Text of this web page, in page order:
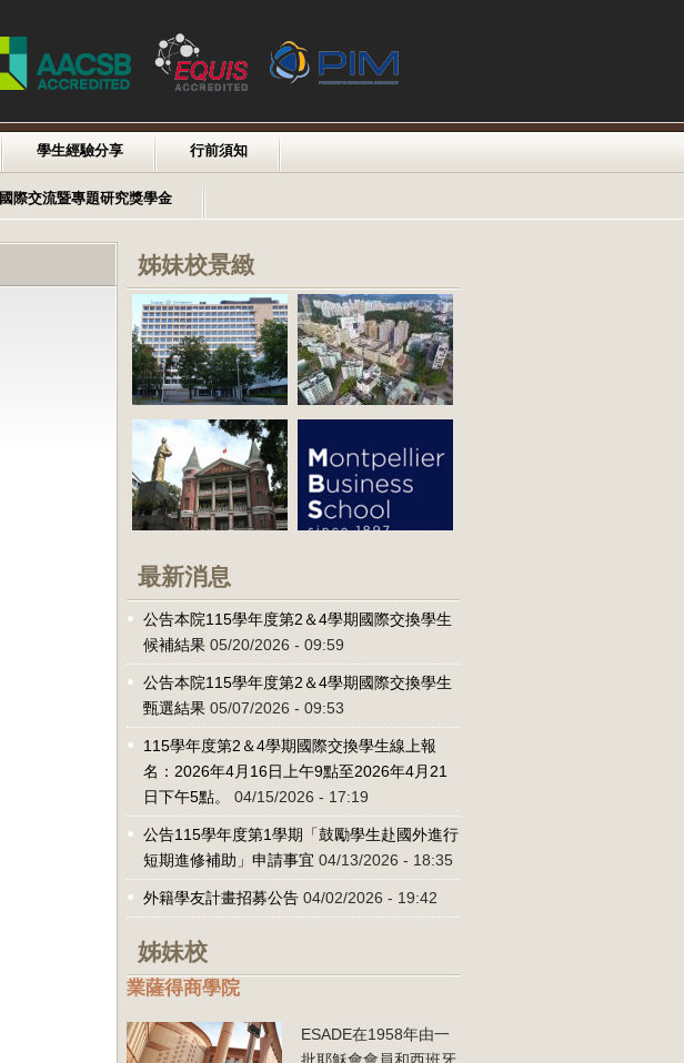
學生經驗分享 行前須知
國際交流暨專題研究獎學金
姊妹校景緻
最新消息
公告本院115學年度第2＆4學期國際交換學生
候補結果 05/20/2026 - 09:59
公告本院115學年度第2＆4學期國際交換學生
甄選結果 05/07/2026 - 09:53
115學年度第2＆4學期國際交換學生線上報
名：2026年4月16日上午9點至2026年4月21
日下午5點。
04/15/2026 - 17:19
公告115學年度第1學期「鼓勵學生赴國外進行
短期進修補助」申請事宜 04/13/2026 - 18:35
外籍學友計畫招募公告 04/02/2026 - 19:42
姊妹校
業薩得商學院
ESADE在1958年由一